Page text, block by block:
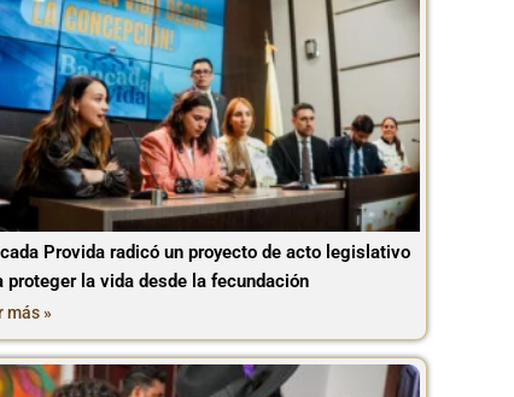
Provida radicó un proyecto de acto legislativo
proteger la vida desde la fecundación
más »